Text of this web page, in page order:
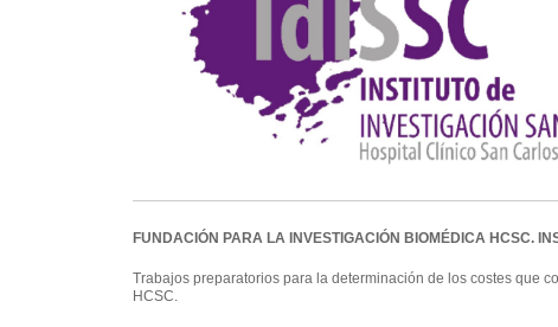
FUNDACIÓN PARA LA INVESTIGACIÓN BIOMÉDICA HCSC.
Trabajos preparatorios para la determinación de los costes que
HCSC.